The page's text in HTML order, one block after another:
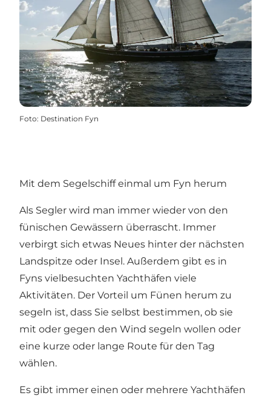
Foto: Destination Fyn
Mit dem Segelschiff einmal um Fyn herum
Als Segler wird man immer wieder von den
fünischen Gewässern überrascht. Immer
verbirgt sich etwas Neues hinter der nächsten
Landspitze oder Insel. Außerdem gibt es in
Fyns vielbesuchten Yachthäfen viele
Aktivitäten. Der Vorteil um Fünen herum zu
segeln ist, dass Sie selbst bestimmen, ob sie
mit oder gegen den Wind segeln wollen oder
eine kurze oder lange Route für den Tag
wählen.
Es gibt immer einen oder mehrere Yachthäfen